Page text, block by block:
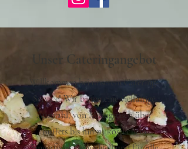
Unser Cateringangebot
Willkommen bei unserem Catering-
Service! Wir bieten eine vielfältige
Auswahl, von Mittagstisch über
Buffets bis hin zu köstlichem